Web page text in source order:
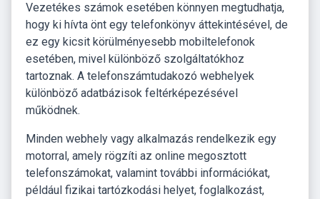
Vezetékes számok esetében könnyen megtudhatja,
hogy ki hívta önt egy telefonkönyv áttekintésével, de
ez egy kicsit körülményesebb mobiltelefonok
esetében, mivel különböző szolgáltatókhoz
tartoznak. A telefonszámtudakozó webhelyek
különböző adatbázisok feltérképezésével
működnek.
Minden webhely vagy alkalmazás rendelkezik egy
motorral, amely rögzíti az online megosztott
telefonszámokat, valamint további információkat,
például fizikai tartózkodási helyet, foglalkozást,